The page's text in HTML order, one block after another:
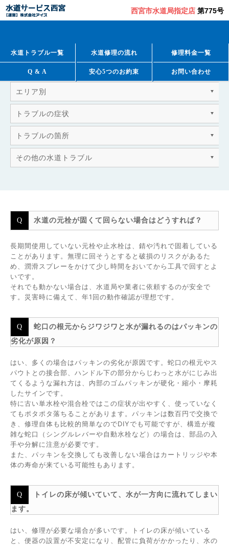
西宮市水道局指定店 第775号
水道トラブル一覧 水道修理の流れ 修理料金一覧
Q & A 安心5つのお約束 お問い合わせ
エリア別
トラブルの症状
トラブルの箇所
その他の水道トラブル
水道の元栓が固くて回らない場合はどうすれば？
長期間使用していない元栓や止水栓は、錆や汚れで固着している
ことがあります。無理に回そうとすると破損のリスクがあるた
め、潤滑スプレーをかけて少し時間をおいてから工具で回すとよ
いです。
それでも動かない場合は、水道局や業者に依頼するのが安全で
す。災害時に備えて、年1回の動作確認が理想です。
蛇口の根元からジワジワと水が漏れるのはパッキンの
劣化が原因？
はい、多くの場合はパッキンの劣化が原因です。蛇口の根元やス
パウトとの接合部、ハンドル下の部分からじわっと水がにじみ出
てくるような漏れ方は、内部のゴムパッキンが硬化・縮小・摩耗
したサインです。
特に古い単水栓や混合栓ではこの症状が出やすく、使っていなく
てもポタポタ落ちることがあります。パッキンは数百円で交換で
き、修理自体も比較的簡単なのでDIYでも可能ですが、構造が複
雑な蛇口（シングルレバーや自動水栓など）の場合は、部品の入
手や分解に注意が必要です。
また、パッキンを交換しても改善しない場合はカートリッジや本
体の寿命が来ている可能性もあります。
トイレの床が傾いていて、水が一方向に流れてしまい
ます。
はい、修理が必要な場合が多いです。トイレの床が傾いている
と、便器の設置が不安定になり、配管に負荷がかかったり、水の